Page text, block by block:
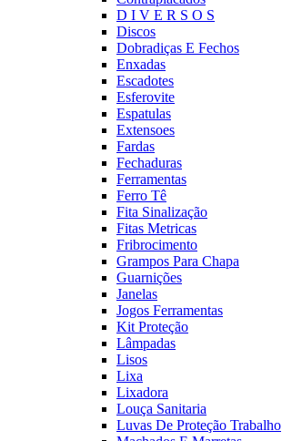
D I V E R S O S
Discos
Dobradiças E Fechos
Enxadas
Escadotes
Esferovite
Espatulas
Extensoes
Fardas
Fechaduras
Ferramentas
Ferro Tê
Fita Sinalização
Fitas Metricas
Fribrocimento
Grampos Para Chapa
Guarnições
Janelas
Jogos Ferramentas
Kit Proteção
Lâmpadas
Lisos
Lixa
Lixadora
Louça Sanitaria
Luvas De Proteção Trabalho